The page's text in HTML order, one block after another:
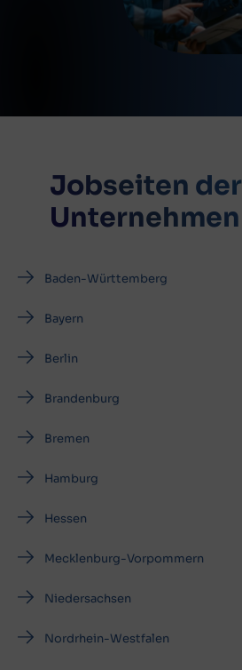
Jobseiten der
Unternehmen
Baden-Württemberg
Bayern
Berlin
Brandenburg
Bremen
Hamburg
Hessen
Mecklenburg-Vorpommern
Niedersachsen
Nordrhein-Westfalen